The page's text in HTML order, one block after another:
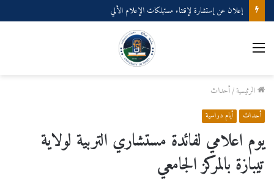
إعلان عن إستشارة لإقتناء مستهلكات الإعلام الألي
القائمة
الرئيسية/أحداث
أحداث أيام دراسية
يوم اعلامي لفائدة مستشاري التربية لولاية
تيبازة بالمركز الجامعي